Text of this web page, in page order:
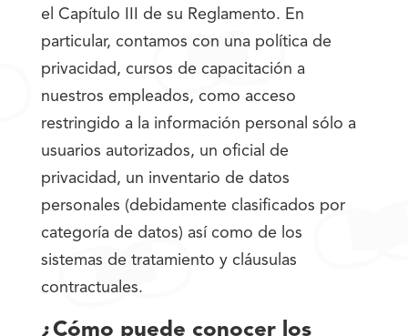
el Capítulo III de su Reglamento. En
particular, contamos con una política de
privacidad, cursos de capacitación a
nuestros empleados, como acceso
restringido a la información personal sólo a
usuarios autorizados, un oficial de
privacidad, un inventario de datos
personales (debidamente clasificados por
categoría de datos) así como de los
sistemas de tratamiento y cláusulas
contractuales.
¿Cómo puede conocer los